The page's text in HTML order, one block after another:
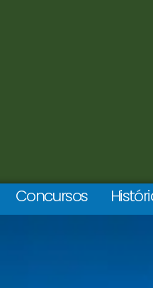
Concursos